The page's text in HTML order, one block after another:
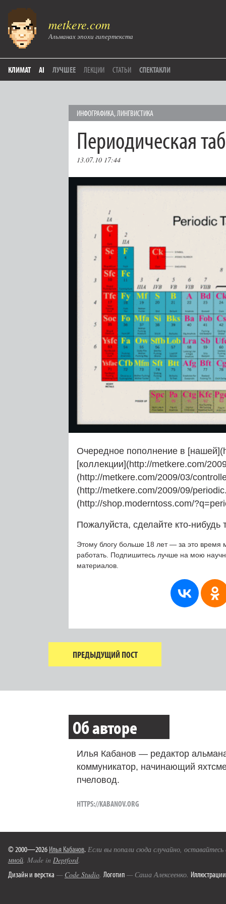
metkere.com
Альманах эпохи гипертекста
КЛИМАТ AI ЛУЧШЕЕ ЛЕКЦИИ СТАТЬИ СПЕКТАКЛИ
ИНФОГРАФИКА,ЛИНГВИСТИКА
Периодическая
13.07.10 17:44
Очередное пополнение в
[коллекции](http://metkere.com/
(http://metkere.com/2009/03/
(http://metkere.com/2009/09/
(http://shop.moderntoss.com/
Пожалуйста, сделайте кто-нибудь
Этому блогу больше 18 лет — за это время
работать. Подпишитесь лучше на мою
материалов.
ПРЕДЫДУЩИЙ ПОСТ
Об авторе
Илья Кабанов — редактор
коммуникатор, начинающий
пчеловод.
HTTPS://KABANOV.ORG
© 2000—2026 Илья Кабанов. Если вы попали сюда случайно,
мной. Made in Deptford.
Дизайн и верстка — Code Studio. Логотип — Саша Алексеенко. Иллюстрации